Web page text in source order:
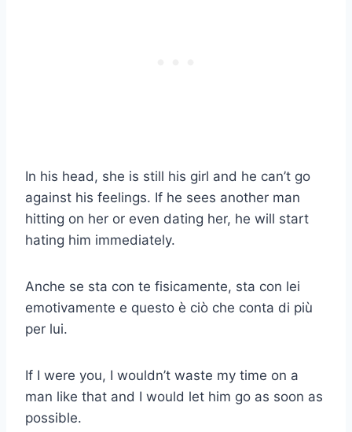
In his head, she is still his girl and he can’t go
against his feelings. If he sees another man
hitting on her or even dating her, he will start
hating him immediately.
Anche se sta con te fisicamente, sta con lei
emotivamente e questo è ciò che conta di più
per lui.
If I were you, I wouldn’t waste my time on a
man like that and I would let him go as soon as
possible.